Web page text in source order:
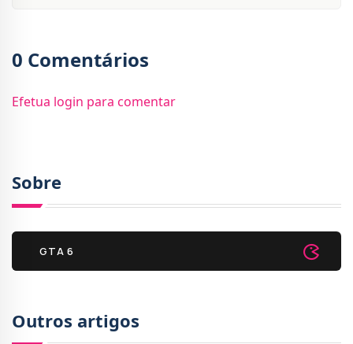
0 Comentários
Efetua login para comentar
Sobre
GTA 6
Outros artigos